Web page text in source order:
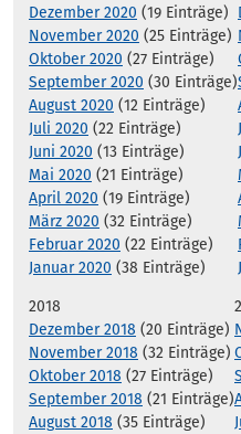
Dezember 2020 (19 Einträge)
November 2020 (25 Einträge)
Oktober 2020 (27 Einträge)
September 2020 (30 Einträge)
August 2020 (12 Einträge)
Juli 2020 (22 Einträge)
Juni 2020 (13 Einträge)
Mai 2020 (21 Einträge)
April 2020 (19 Einträge)
März 2020 (32 Einträge)
Februar 2020 (22 Einträge)
Januar 2020 (38 Einträge)
2018
Dezember 2018 (20 Einträge)
November 2018 (32 Einträge)
Oktober 2018 (27 Einträge)
September 2018 (21 Einträge)
August 2018 (35 Einträge)